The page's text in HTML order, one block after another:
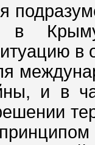
в
и в